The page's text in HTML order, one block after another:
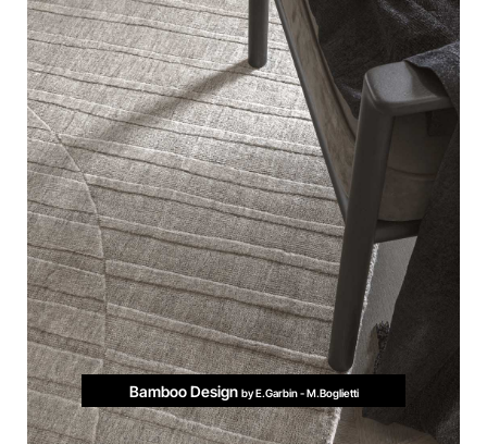
Bamboo Design by E.Garbin - M.Boglietti